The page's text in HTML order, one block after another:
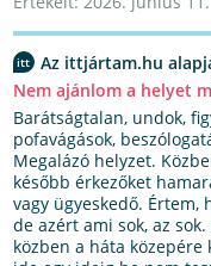
Az ittjártam.hu
Nem ajánlom a helyet
Barátságtalan, undok,
pofavágások,
Megalázó helyzet.
később érkezőket
vagy ügyeskedő.
de azért ami sok, az
közben a háta közepére